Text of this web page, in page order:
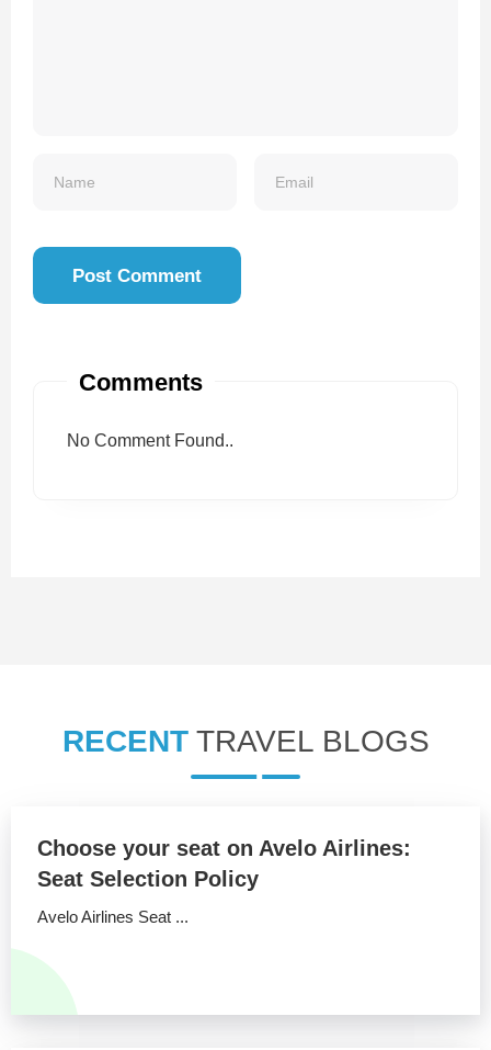
Comments
No Comment Found..
RECENTTRAVEL BLOGS
Choose your seat on Avelo Airlines:
Seat Selection Policy
Avelo Airlines Seat ...